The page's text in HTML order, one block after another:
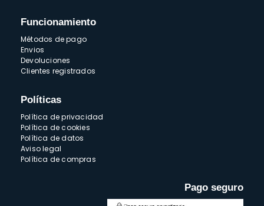
Funcionamiento
Métodos de pago
Envios
Devoluciones
Clientes registrados
Políticas
Política de privacidad
Política de cookies
Política de datos
Aviso legal
Política de compras
Pago seguro